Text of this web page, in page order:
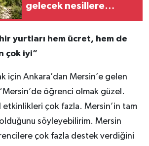
gelecek nesillere
yurtları hem ücret, hem de
çok iyi”
için Ankara’dan Mersin’e gelen
öğrenci olmak güzel.
etkinlikleri çok fazla. Mersin’in tam
söyleyebilirim. Mersin
çok fazla destek verdiğini